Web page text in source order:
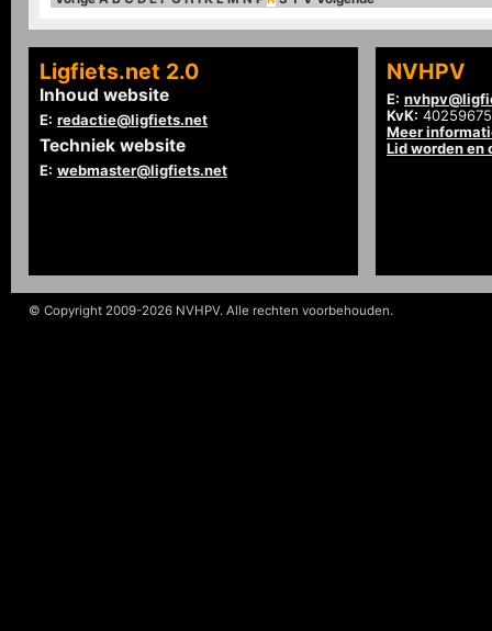
Ligfiets.net 2.0
Inhoud website
E: redactie@ligfiets.net
Techniek website
E: webmaster@ligfiets.net
NVHPV
E:
KvK: 40259675
Meer
Lid worden en
© Copyright 2009-2026 NVHPV. Alle rechten voorbehouden.